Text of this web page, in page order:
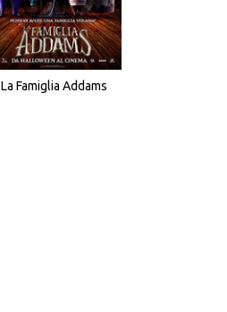
La Famiglia Addams